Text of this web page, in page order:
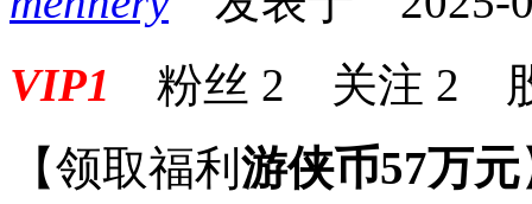
VIP1 粉丝 2 关注 2
【领取福利 游侠币57万元